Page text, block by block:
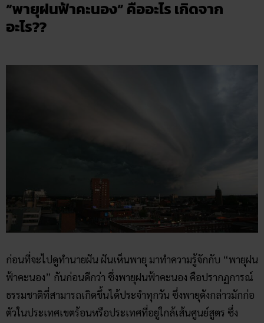
“พายุฝนฟ้าคะนอง” คืออะไร เกิดจาก
อะไร??
ก่อนที่จะไปดูทำนายฝัน ฝันเห็นพายุ มาทำความรู้จักกับ “พายุฝน
ฟ้าคะนอง” กันก่อนดีกว่า ซึ่งพายุฝนฟ้าคะนอง คือปรากฏการณ์
ธรรมชาติที่สามารถเกิดขึ้นได้ประจำทุกวัน ซึ่งพายุดังกล่าวมักก่อ
ตัวในประเทศเขตร้อนหรือประเทศที่อยู่ใกล้เส้นศูนย์สูตร ซึ่ง